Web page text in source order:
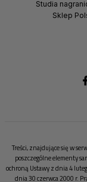
Studia
Sklep
Treści, znajdujące się w
poszczególne elementy
ochroną Ustawy z dnia 4
dnia 30 czerwca 2000 r.